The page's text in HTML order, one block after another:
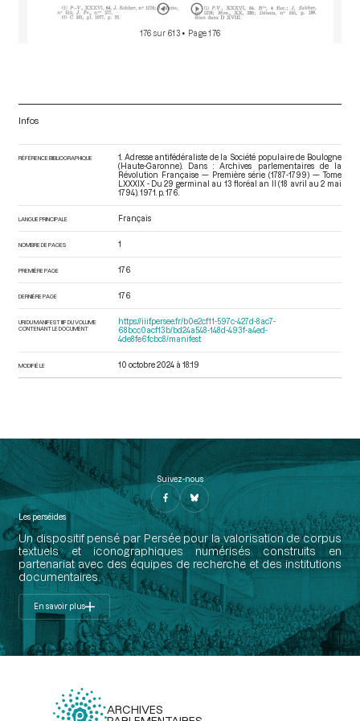
176 sur 613 • Page 176
Infos
RÉFÉRENCE BIBLIOGRAPHIQUE
1. Adresse antifédéraliste de la Société populaire de Boulogne
(Haute-Garonne). Dans : Archives parlementaires de la
Révolution Française — Première série (1787-1799) — Tome
LXXXIX - Du 29 germinal au 13 floréal an II (18 avril au 2 mai
1794) . 1971. p. 176.
LANGUE PRINCIPALE Français
NOMBRE DE PAGES 1
PREMIÈRE PAGE 176
DERNIÈRE PAGE 176
URI DU MANIFEST IIIF DU VOLUME
CONTENANT LE DOCUMENT
https://iiif.persee.fr/b0e2cf11-597c-427d-8ac7-
68bcc0acf13b/bd24a548-148d-493f-a4ed-
4de8fe6fcbc8/manifest
MODIFIÉ LE 10 octobre 2024 à 18:19
Suivez-nous
Les perséides
Un dispositif pensé par Persée pour la valorisation de corpus
textuels et iconographiques numérisés construits en
partenariat avec des équipes de recherche et des institutions
documentaires.
En savoir plus
ARCHIVES